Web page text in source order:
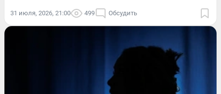
31 июля, 2026, 21:00 499 Обсудить